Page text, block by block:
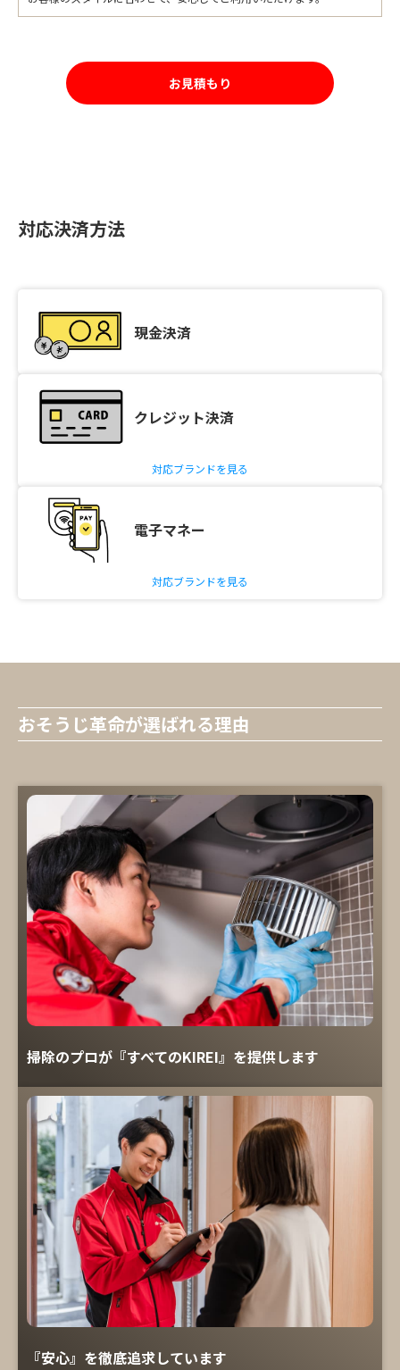
お見積もり
対応決済方法
現金決済
クレジット決済
対応ブランドを見る
電子マネー
対応ブランドを見る
おそうじ革命が選ばれる理由
掃除のプロが『すべてのKIREI』を提供します
『安心』を徹底追求しています